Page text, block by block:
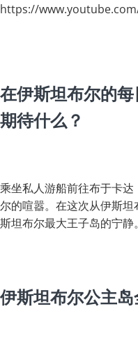
https://
在伊斯坦布尔的
期待什么？
乘坐私人游船前往布于卡
尔的喧嚣。在这次从伊斯
斯坦布尔最大王子岛的宁静。
伊斯坦布尔公主